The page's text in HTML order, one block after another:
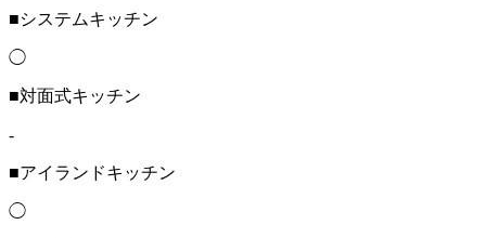
■システムキッチン
◯
■対面式キッチン
-
■アイランドキッチン
◯